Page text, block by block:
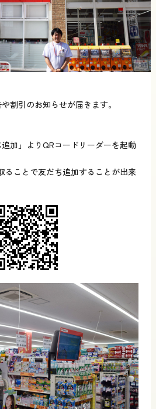
割引のお知らせが届きます。
加」よりQRコードリーダーを起動
ることで友だち追加することが出来